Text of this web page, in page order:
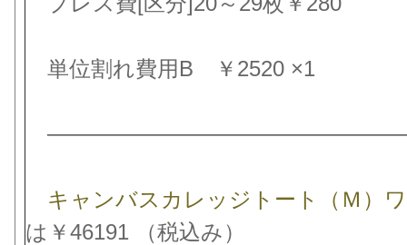
単位割れ費用B ￥2520 ×1
キャンバスカレッジトート（Ｍ）
は￥46191 （税込み）